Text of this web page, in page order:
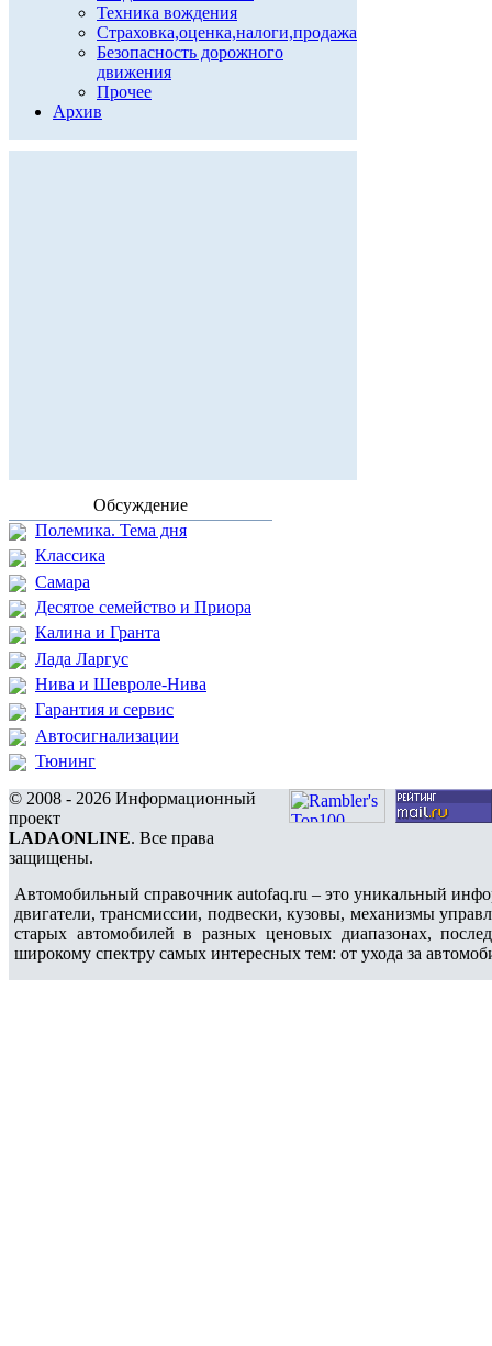
Техника вождения
Страховка,оценка,налоги,продажа
Безопасность дорожного
движения
Прочее
Архив
Обсуждение
Полемика. Тема дня
Классика
Самара
Десятое семейство и Приора
Калина и Гранта
Лада Ларгус
Нива и Шевроле-Нива
Гарантия и сервис
Автосигнализации
Тюнинг
© 2008 - 2026 Информационный
проект
LADAONLINE. Все права
защищены.
Автомобильный справочник autofaq.ru – это уникальный
двигатели, трансмиссии, подвески, кузовы, механизмы
старых автомобилей в разных ценовых диапазонах,
широкому спектру самых интересных тем: от ухода за